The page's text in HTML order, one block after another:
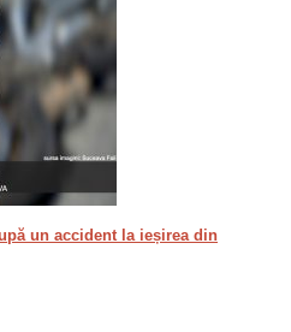
un accident la ieșirea din